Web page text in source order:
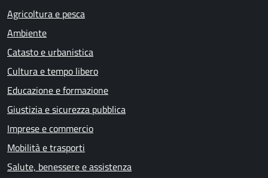
Agricoltura e pesca
Ambiente
Catasto e urbanistica
Cultura e tempo libero
Educazione e formazione
Giustizia e sicurezza pubblica
Imprese e commercio
Mobilità e trasporti
Salute, benessere e assistenza